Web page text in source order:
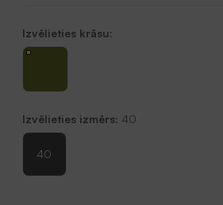
Izvēlieties krāsu:
Izvēlieties izmērs: 40
40